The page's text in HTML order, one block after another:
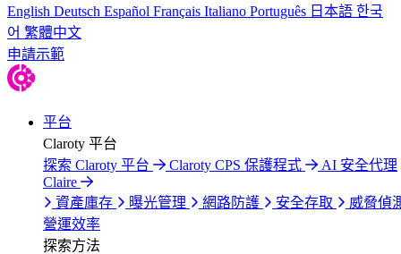
English Deutsch Español Français Italiano Português 日本語 한국
어 繁體中文
申請示範
平台
Claroty 平台
探索 Claroty 平台
Claroty CPS 保護程式
AI 安全代理
Claire
資產庫存
曝光管理 網路防護 安全存取
威脅偵
營運效率
探索方法